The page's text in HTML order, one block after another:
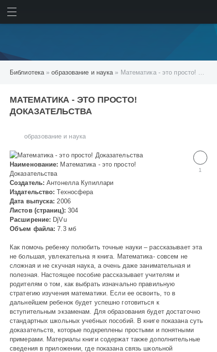
Библиотека»образование и наука» Математика - это просто! Доказательства
МАТЕМАТИКА - ЭТО ПРОСТО!
ДОКАЗАТЕЛЬСТВА
образование и наука
1
Наименование: Математика - это просто!
Доказательства
Создатель: Антонелла Купиллари
Издательство: Техносфера
Дата выпуска: 2006
Листов (страниц): 304
Расширение: DjVu
Объем файла: 7.3 мб
Как помочь ребенку полюбить точные науки – рассказывает эта
не большая, увлекательна я книга. Математика- совсем не
сложная и не скучная наука, а очень даже занимательная и
полезная. Настоящее пособие рассказывает учителям и
родителям о том, как выбрать изначально правильную
стратегию изучения математики. Если ее освоить, то в
дальнейшем ребенок будет успешно готовиться к
вступительным экзаменам. Для образования будет достаточно
стандартных школьных учебных пособий. В книге показана суть
доказательств, которые подкреплены простыми и понятными
примерами. Материалы книги содержат также дополнительные
сведения в приложении, где показана связь школьной